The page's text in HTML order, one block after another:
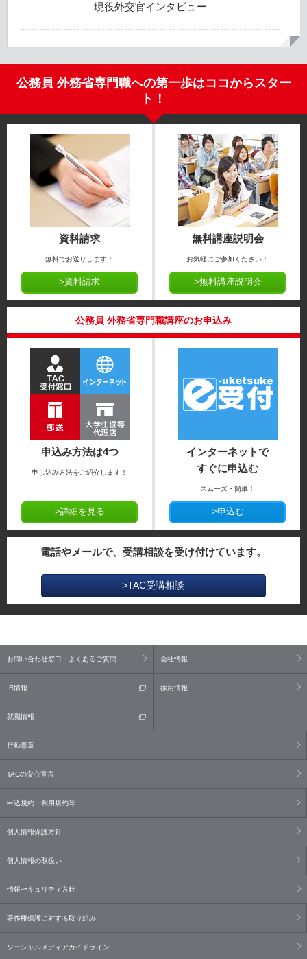
現役外交官インタビュー
公務員 外務省専門職への第一歩はココからスター
ト！
資料請求
無料でお送りします！
>資料請求
無料講座説明会
お気軽にご参加ください！
>無料講座説明会
公務員 外務省専門職講座のお申込み
申込み方法は4つ
申し込み方法をご紹介します！
>詳細を見る
インターネットで
すぐに申込む
スムーズ・簡単！
>申込む
電話やメールで、受講相談を受け付けています。
>TAC受講相談
お問い合わせ窓口・よくあるご質問 会社情報
IR情報 採用情報
就職情報
行動憲章
TACの安心宣言
申込規約・利用規約等
個人情報保護方針
個人情報の取扱い
情報セキュリティ方針
著作権保護に対する取り組み
ソーシャルメディアガイドライン